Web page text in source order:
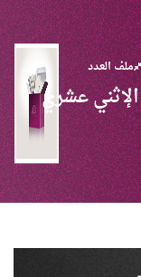
ملف العدد
عشري